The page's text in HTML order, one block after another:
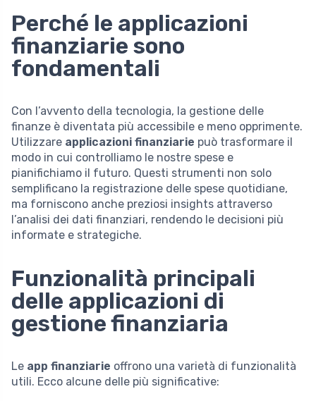
Perché le applicazioni
finanziarie sono
fondamentali
Con l’avvento della tecnologia, la gestione delle
finanze è diventata più accessibile e meno opprimente.
Utilizzare applicazioni finanziarie può trasformare il
modo in cui controlliamo le nostre spese e
pianifichiamo il futuro. Questi strumenti non solo
semplificano la registrazione delle spese quotidiane,
ma forniscono anche preziosi insights attraverso
l’analisi dei dati finanziari, rendendo le decisioni più
informate e strategiche.
Funzionalità principali
delle applicazioni di
gestione finanziaria
Le app finanziarie offrono una varietà di funzionalità
utili. Ecco alcune delle più significative: